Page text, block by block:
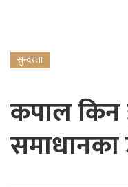
सुन्दरता
कपाल किन